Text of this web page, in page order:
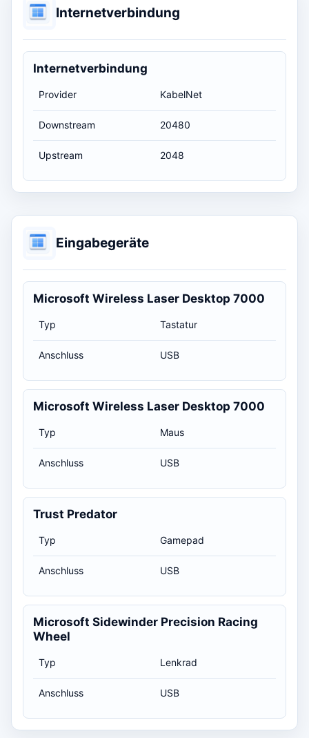
Internetverbindung
Internetverbindung
Provider KabelNet
Downstream 20480
Upstream 2048
Eingabegeräte
Microsoft Wireless Laser Desktop 7000
Typ Tastatur
Anschluss USB
Microsoft Wireless Laser Desktop 7000
Typ Maus
Anschluss USB
Trust Predator
Typ Gamepad
Anschluss USB
Microsoft Sidewinder Precision Racing
Wheel
Typ Lenkrad
Anschluss USB